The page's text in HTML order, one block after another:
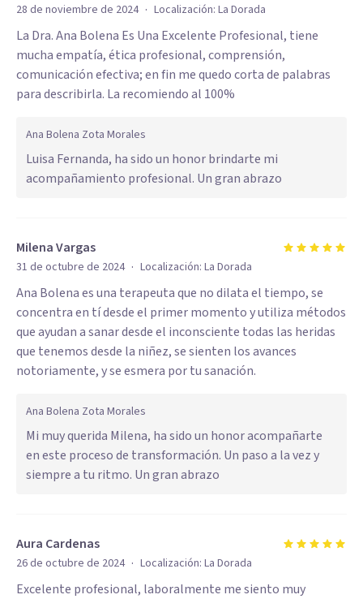
28 de noviembre de 2024 · Localización: La Dorada
La Dra. Ana Bolena Es Una Excelente Profesional, tiene
mucha empatía, ética profesional, comprensión,
comunicación efectiva; en fin me quedo corta de palabras
para describirla. La recomiendo al 100%
Ana Bolena Zota Morales
Luisa Fernanda, ha sido un honor brindarte mi
acompañamiento profesional. Un gran abrazo
Milena Vargas
31 de octubre de 2024 · Localización: La Dorada
Ana Bolena es una terapeuta que no dilata el tiempo, se
concentra en tí desde el primer momento y utiliza métodos
que ayudan a sanar desde el inconsciente todas las heridas
que tenemos desde la niñez, se sienten los avances
notoriamente, y se esmera por tu sanación.
Ana Bolena Zota Morales
Mi muy querida Milena, ha sido un honor acompañarte
en este proceso de transformación. Un paso a la vez y
siempre a tu ritmo. Un gran abrazo
Aura Cardenas
26 de octubre de 2024 · Localización: La Dorada
Excelente profesional, laboralmente me siento muy